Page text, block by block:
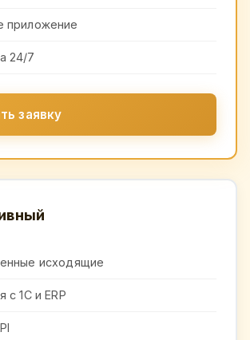
приложение
24/7
заявку
исходящие
с 1С и ERP